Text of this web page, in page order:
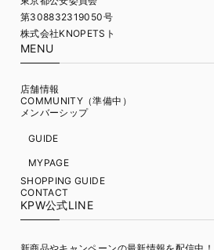
第308832319050号
株式会社KNOPETSト
MENU
店舗情報
COMMUNITY（準備中）
メンバーシップ
GUIDE
MYPAGE
SHOPPING GUIDE
CONTACT
KPW公式LINE